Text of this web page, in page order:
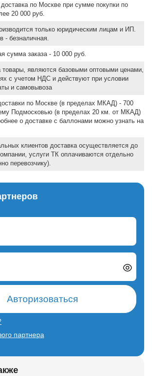
по Москве при сумме покупки по
20 000 руб.
только юридическим лицам и ИП.
- безналичная.
сумма заказа - 10 000 руб.
товары, являются базовыми оптовыми ценами,
с учетом НДС и действуют при условии
и самовывоза
по Москве (в пределах МКАД) - 700
Подмосковью (в пределах 20 км. от МКАД)
о доставке с баллонами можно узнать на
клиентов доставка осуществляется до
услуги ТК оплачиваются отдельно
перевозчику).
Авторизоваться
партнера